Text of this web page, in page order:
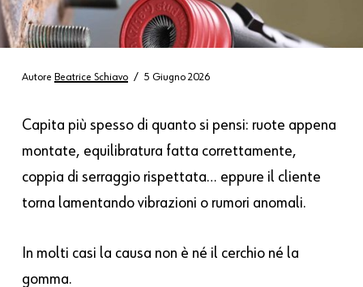
Autore Beatrice Schiavo 5 Giugno 2026
Capita più spesso di quanto si pensi: ruote appena
montate, equilibratura fatta correttamente,
coppia di serraggio rispettata… eppure il cliente
torna lamentando vibrazioni o rumori anomali.
In molti casi la causa non è né il cerchio né la
gomma.